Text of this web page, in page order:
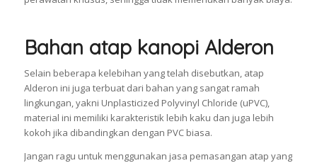
Bahan atap kanopi Alderon
Selain beberapa kelebihan yang telah disebutkan, atap
Alderon ini juga terbuat dari bahan yang sangat ramah
lingkungan, yakni Unplasticized Polyvinyl Chloride (uPVC),
material ini memiliki karakteristik lebih kaku dan juga lebih
kokoh jika dibandingkan dengan PVC biasa.
Jangan ragu untuk menggunakan jasa pemasangan atap yang